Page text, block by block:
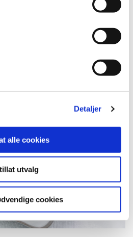
Detaljer
alle cookies
tillat utvalg
cookies